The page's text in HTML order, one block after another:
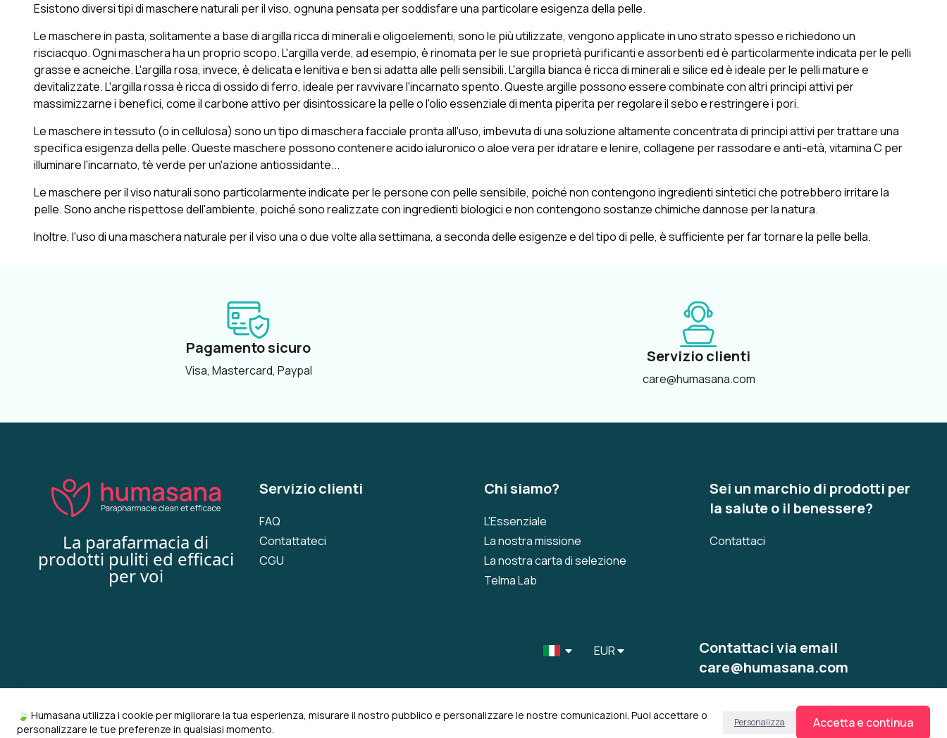
Esistono diversi tipi di maschere naturali per il viso, ognuna pensata per soddisfare una particolare esigenza della pelle.
Le maschere in pasta, solitamente a base di argilla ricca di minerali e oligoelementi, sono le più utilizzate, vengono applicate in uno strato spesso e richiedono un
risciacquo. Ogni maschera ha un proprio scopo. L'argilla verde, ad esempio, è rinomata per le sue proprietà purificanti e assorbenti ed è particolarmente indicata per le pelli
grasse e acneiche. L'argilla rosa, invece, è delicata e lenitiva e ben si adatta alle pelli sensibili. L'argilla bianca è ricca di minerali e silice ed è ideale per le pelli mature e
devitalizzate. L'argilla rossa è ricca di ossido di ferro, ideale per ravvivare l'incarnato spento. Queste argille possono essere combinate con altri principi attivi per
massimizzarne i benefici, come il carbone attivo per disintossicare la pelle o l'olio essenziale di menta piperita per regolare il sebo e restringere i pori.
Le maschere in tessuto (o in cellulosa) sono un tipo di maschera facciale pronta all'uso, imbevuta di una soluzione altamente concentrata di principi attivi per trattare una
specifica esigenza della pelle. Queste maschere possono contenere acido ialuronico o aloe vera per idratare e lenire, collagene per rassodare e anti-età, vitamina C per
illuminare l'incarnato, tè verde per un'azione antiossidante...
Le maschere per il viso naturali sono particolarmente indicate per le persone con pelle sensibile, poiché non contengono ingredienti sintetici che potrebbero irritare la
pelle. Sono anche rispettose dell'ambiente, poiché sono realizzate con ingredienti biologici e non contengono sostanze chimiche dannose per la natura.
Inoltre, l'uso di una maschera naturale per il viso una o due volte alla settimana, a seconda delle esigenze e del tipo di pelle, è sufficiente per far tornare la pelle bella.
Pagamento sicuro
Visa, Mastercard, Paypal
Servizio clienti
care@humasana.com
La parafarmacia di
prodotti puliti ed efficaci
per voi
Servizio clienti
FAQ
Contattateci
CGU
Chi siamo?
L'Essenziale
La nostra missione
La nostra carta di selezione
Telma Lab
Sei un marchio di prodotti per
la salute o il benessere?
Contattaci
EUR
Contattaci via email
care@humasana.com
© 2022-2026 humasana
🍃 Humasana utilizza i cookie per migliorare la tua esperienza, misurare il nostro pubblico e personalizzare le nostre comunicazioni. Puoi accettare o
personalizzare le tue preferenze in qualsiasi momento.
Personalizza Accetta e continua